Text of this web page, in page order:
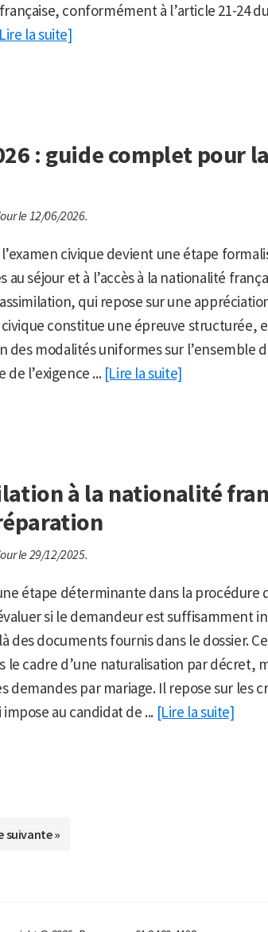
conformément à l’article 21-24
la suite]
: guide complet pour la
le 12/06/2026.
civique devient une étape
séjour et à l’accès à la nationalité
qui repose sur une
constitue une épreuve structurée,
des modalités uniformes sur l’ensemble
de l’exigence ... [Lire la suite]
à la nationalité
le 29/12/2025.
étape déterminante dans la procédure
si le demandeur est suffisamment
des documents fournis dans le dossier.
cadre d’une naturalisation par décret,
demandes par mariage. Il repose sur les
au candidat de ... [Lire la suite]
suivante »